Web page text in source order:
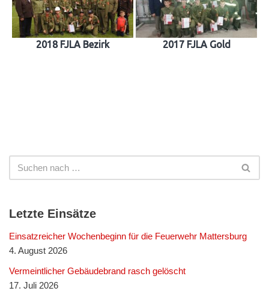
2018 FJLA Bezirk 2017 FJLA Gold
Letzte Einsätze
Einsatzreicher Wochenbeginn für die Feuerwehr Mattersburg
4. August 2026
Vermeintlicher Gebäudebrand rasch gelöscht
17. Juli 2026